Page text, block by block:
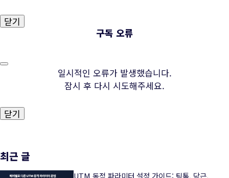
닫기
구독 오류
일시적인 오류가 발생했습니다.
잠시 후 다시 시도해주세요.
닫기
최근 글
UTM 동적 파라미터 설정 가이드: 틱톡, 당근,